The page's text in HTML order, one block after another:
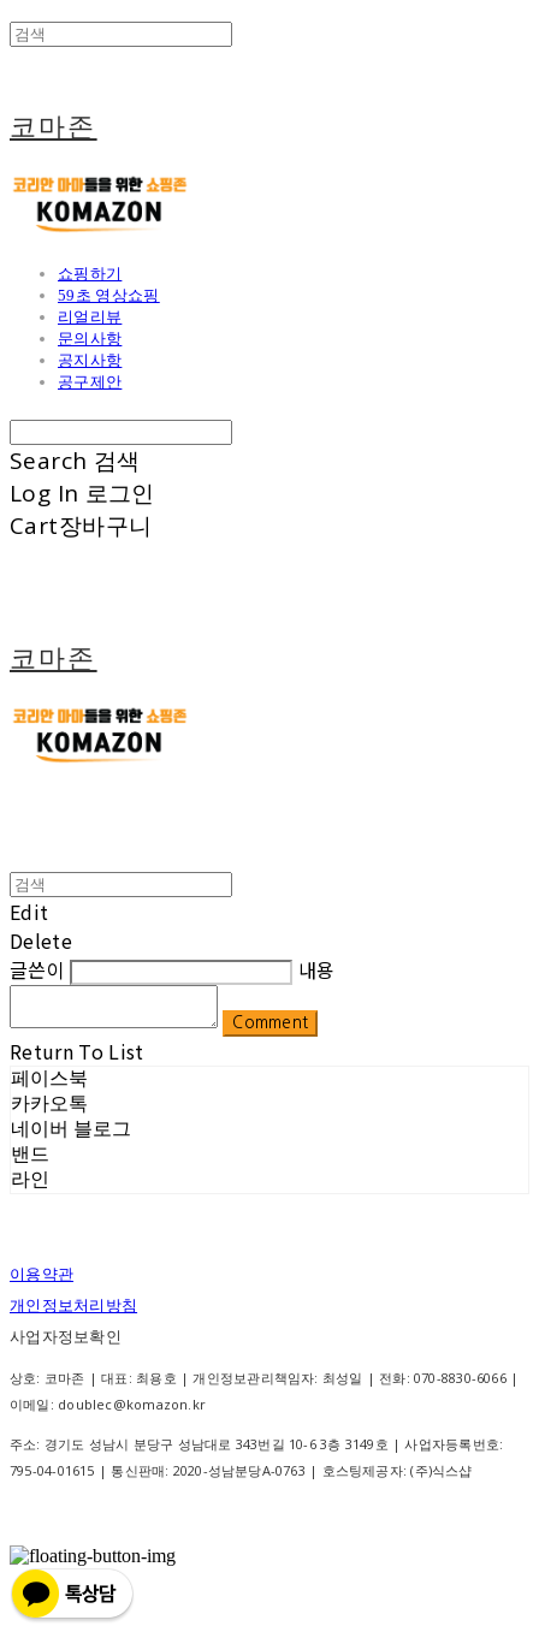
코마존
쇼핑하기
59초 영상쇼핑
리얼리뷰
문의사항
공지사항
공구제안
Search 검색
Log In 로그인
Cart장바구니
코마존
Edit
Delete
글쓴이
내용
Comment
Return To List
페이스북
카카오톡
네이버 블로그
밴드
라인
이용약관
개인정보처리방침
사업자정보확인
상호: 코마존 | 대표: 최용호 | 개인정보관리책임자: 최성일 | 전화: 070-8830-6066 |
이메일: doublec@komazon.kr
주소: 경기도 성남시 분당구 성남대로 343번길 10-6 3층 3149호 | 사업자등록번호:
795-04-01615 | 통신판매: 2020-성남분당A-0763 | 호스팅제공자: (주)식스샵